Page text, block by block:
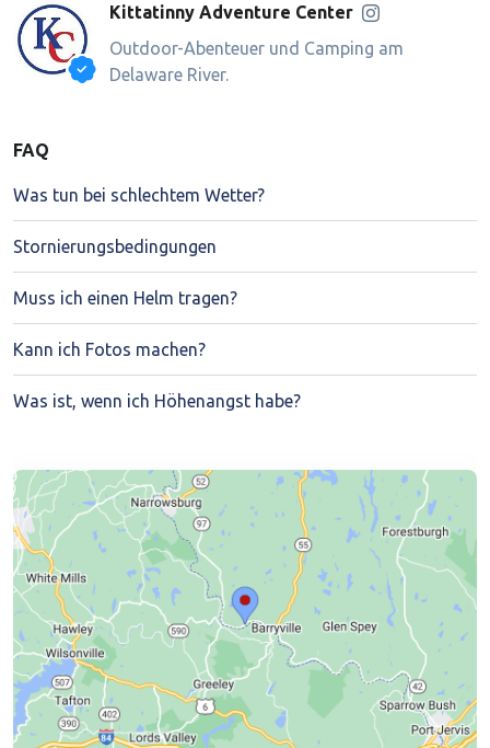
Kittatinny Adventure Center
Outdoor-Abenteuer und Camping am
Delaware River.
FAQ
Was tun bei schlechtem Wetter?
Stornierungsbedingungen
Muss ich einen Helm tragen?
Kann ich Fotos machen?
Was ist, wenn ich Höhenangst habe?